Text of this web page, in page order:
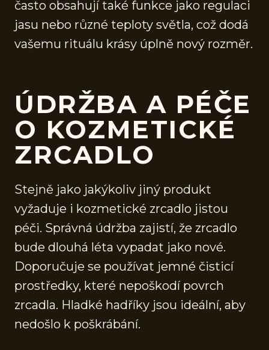
často obsahují také funkce jako regulaci
jasu nebo různé teploty světla, což dodá
vašemu rituálu krásy úplně nový rozměr.
ÚDRŽBA A PÉČE
O KOZMETICKÉ
ZRCADLO
Stejně jako jakýkoliv jiný produkt
vyžaduje i kozmetické zrcadlo jistou
péči. Správná údržba zajistí, že zrcadlo
bude dlouhá léta vypadat jako nové.
Doporučuje se používat jemné čisticí
prostředky, které nepoškodí povrch
zrcadla. Hladké hadříky jsou ideální, aby
nedošlo k poškrábání.